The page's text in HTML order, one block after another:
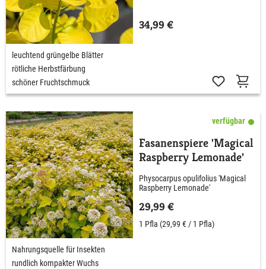
34,99 €
leuchtend grüngelbe Blätter
rötliche Herbstfärbung
schöner Fruchtschmuck
verfügbar
Fasanenspiere 'Magical
Raspberry Lemonade'
Physocarpus opulifolius 'Magical
Raspberry Lemonade'
29,99 €
1 Pfla (29,99 € / 1 Pfla)
Nahrungsquelle für Insekten
rundlich kompakter Wuchs